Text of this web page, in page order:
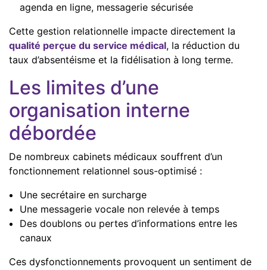
agenda en ligne, messagerie sécurisée
Cette gestion relationnelle impacte directement la
qualité perçue du service médical, la réduction du
taux d’absentéisme et la fidélisation à long terme.
Les limites d’une
organisation interne
débordée
De nombreux cabinets médicaux souffrent d’un
fonctionnement relationnel sous-optimisé :
Une secrétaire en surcharge
Une messagerie vocale non relevée à temps
Des doublons ou pertes d’informations entre les
canaux
Ces dysfonctionnements provoquent un sentiment de